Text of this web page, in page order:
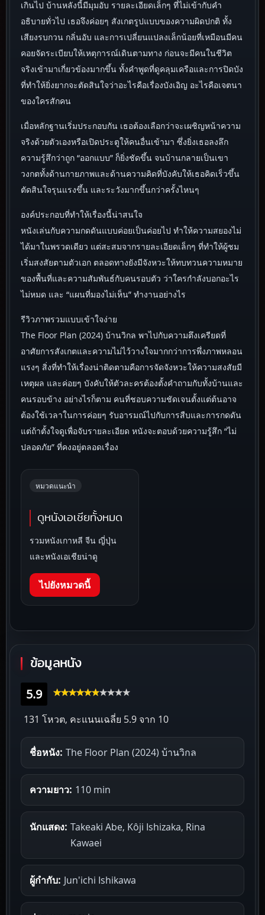
เกินไป บ้านหลังนี้มีมุมอับ รายละเอียดเล็กๆ ที่ไม่เข้ากับคำ
อธิบายทั่วไป เธอจึงค่อยๆ สังเกตรูปแบบของความผิดปกติ ทั้ง
เสียงรบกวน กลิ่นอับ และการเปลี่ยนแปลงเล็กน้อยที่เหมือนมีคน
คอยจัดระเบียบให้เหตุการณ์เดินตามทาง ก่อนจะมีคนในชีวิต
จริงเข้ามาเกี่ยวข้องมากขึ้น ทั้งคำพูดที่ดูคลุมเครือและการปิดบัง
ที่ทำให้ยิ่งยากจะตัดสินใจว่าอะไรคือเรื่องบังเอิญ อะไรคือเจตนา
ของใครสักคน
เมื่อหลักฐานเริ่มประกอบกัน เธอต้องเลือกว่าจะเผชิญหน้าความ
จริงด้วยตัวเองหรือเปิดประตูให้คนอื่นเข้ามา ซึ่งยิ่งเธอลงลึก
ความรู้สึกว่าถูก “ออกแบบ” ก็ยิ่งชัดขึ้น จนบ้านกลายเป็นเขา
วงกตทั้งด้านกายภาพและด้านความคิดที่บังคับให้เธอคิดเร็วขึ้น
ตัดสินใจรุนแรงขึ้น และระวังมากขึ้นกว่าครั้งไหนๆ
องค์ประกอบที่ทำให้เรื่องนี้น่าสนใจ
หนังเล่นกับความกดดันแบบค่อยเป็นค่อยไป ทำให้ความสยองไม่
ได้มาในพรวดเดียว แต่สะสมจากรายละเอียดเล็กๆ ที่ทำให้ผู้ชม
เริ่มสงสัยตามตัวเอก ตลอดทางยังมีจังหวะให้ทบทวนความหมาย
ของพื้นที่และความสัมพันธ์กับคนรอบตัว ว่าใครกำลังบอกอะไร
ไม่หมด และ “แผนที่มองไม่เห็น” ทำงานอย่างไร
รีวิวภาพรวมแบบเข้าใจง่าย
The Floor Plan (2024) บ้านวิกล พาไปกับความตึงเครียดที่
อาศัยการสังเกตและความไม่ไว้วางใจมากกว่าการพึ่งภาพหลอน
แรงๆ สิ่งที่ทำให้เรื่องน่าติดตามคือการจัดจังหวะให้ความสงสัยมี
เหตุผล และค่อยๆ บังคับให้ตัวละครต้องตั้งคำถามกับทั้งบ้านและ
คนรอบข้าง อย่างไรก็ตาม คนที่ชอบความชัดเจนตั้งแต่ต้นอาจ
ต้องใช้เวลาในการค่อยๆ รับอารมณ์ไปกับการสืบและการกดดัน
แต่ถ้าตั้งใจดูเพื่อจับรายละเอียด หนังจะตอบด้วยความรู้สึก “ไม่
ปลอดภัย” ที่คงอยู่ตลอดเรื่อง
หมวดแนะนำ
ดูหนังเอเชียทั้งหมด
รวมหนังเกาหลี จีน ญี่ปุ่น
และหนังเอเชียน่าดู
ไปยังหมวดนี้
ข้อมูลหนัง
5.9
131 โหวต, คะแนนเฉลี่ย 5.9 จาก 10
ชื่อหนัง: The Floor Plan (2024) บ้านวิกล
ความยาว: 110 min
นักแสดง: Takeaki Abe, Kôji Ishizaka, Rina
Kawaei
ผู้กำกับ: Jun'ichi Ishikawa